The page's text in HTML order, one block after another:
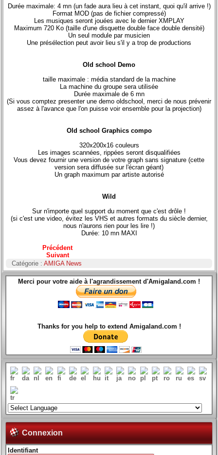
Durée maximale: 4 mn (un fade aura lieu à cet instant, quoi qu'il arrive !)
Format MOD (pas de fichier compressé)
Les musiques seront jouées avec le dernier XMPLAY
Maximum 720 Ko (taille d'une disquette double face double densité)
Un seul module par musicien
Une présélection peut avoir lieu s'il y a trop de productions
Old school Demo
taille maximale : média standard de la machine
La machine du groupe sera utilisée
Durée maximale de 6 mn
(Si vous comptez presenter une demo oldschool, merci de nous prévenir
assez à l'avance que l'on puisse voir ensemble pour la projection)
Old school Graphics compo
320x200x16 couleurs
Les images scannées, rippées seront disqualifiées
Vous devez fournir une version de votre graph sans signature (cette
version sera diffusée sur l'écran géant)
Un graph maximum par artiste autorisé
Wild
Sur n'importe quel support du moment que c'est drôle !
(si c'est une video, évitez les VHS et autres formats du siècle dernier,
nous n'aurons rien pour les lire !)
Durée: 10 mn MAXI
Précédent
Suivant
Catégorie :AMIGA News
Merci pour votre aide à l'agrandissement d'Amigaland.com !
Thanks for you help to extend Amigaland.com !
Connexion
Identifiant